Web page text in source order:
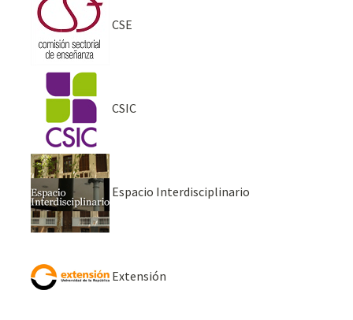
CSE
CSIC
Espacio Interdisciplinario
Extensión